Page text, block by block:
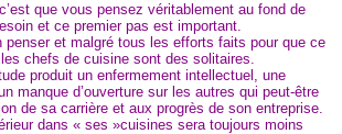
que vous pensez véritablement au fond de
et ce premier pas est important.
penser et malgré tous les efforts faits pour que ce
chefs de cuisine sont des solitaires.
produit un enfermement intellectuel, une
manque d’ouverture sur les autres qui peut-être
de sa carrière et aux progrès de son entreprise.
dans « ses »cuisines sera toujours moins